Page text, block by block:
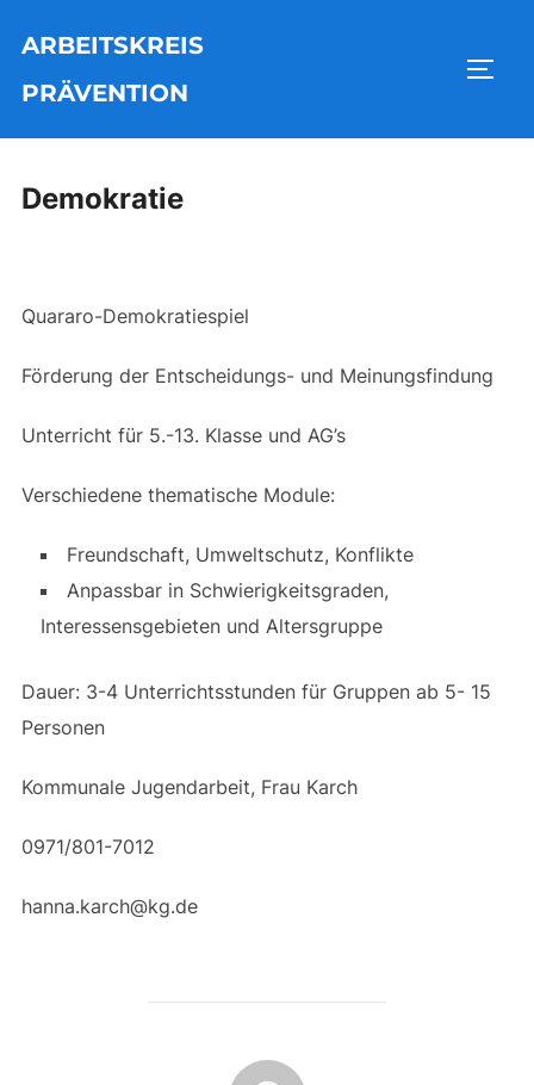
Inhalten
springen
ARBEITSKREIS
PRÄVENTION
Demokratie
Quararo-Demokratiespiel
Förderung der Entscheidungs- und Meinungsfindung
Unterricht für 5.-13. Klasse und AG’s
Verschiedene thematische Module:
Freundschaft, Umweltschutz, Konflikte
Anpassbar in Schwierigkeitsgraden,
Interessensgebieten und Altersgruppe
Dauer: 3-4 Unterrichtsstunden für Gruppen ab 5- 15
Personen
Kommunale Jugendarbeit, Frau Karch
0971/801-7012
hanna.karch@kg.de
BEITRAGSAUTOR